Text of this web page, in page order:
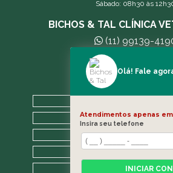
Sábado: 08h30 às
BICHOS & TAL CLÍNICA
(11) 99139-
A CLÍNICA
BLOG
CONTATO
CATEGORIAS
Olá! Fale
Atendimentos apenas em
Insira seu telefone
INICIAR